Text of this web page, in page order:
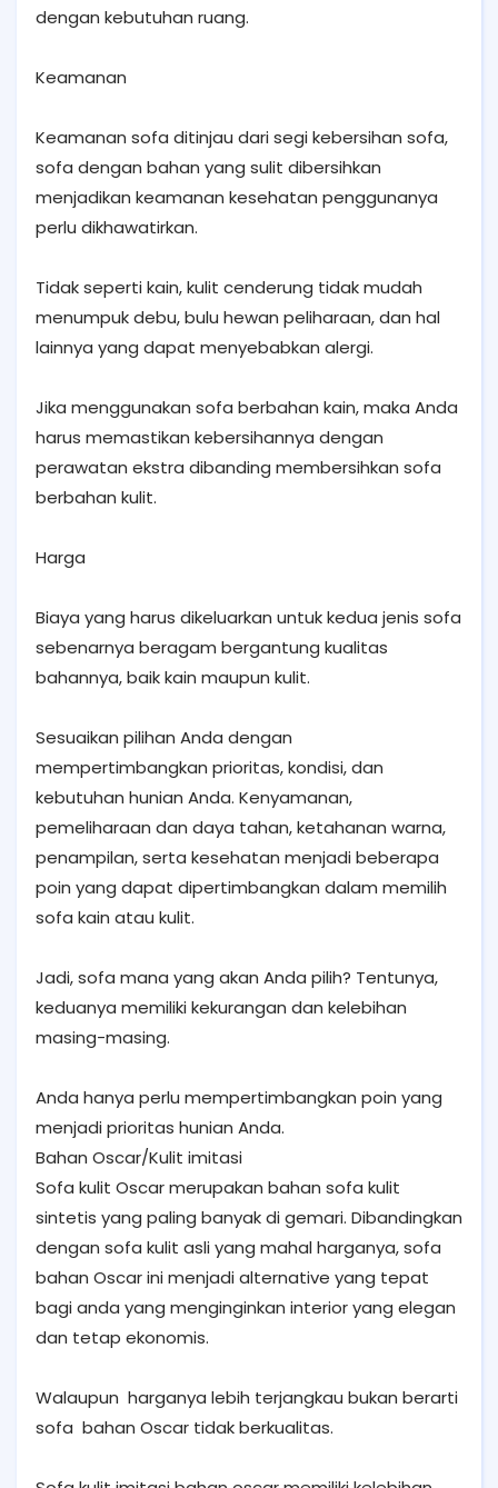
dengan kebutuhan ruang.
Keamanan
Keamanan sofa ditinjau dari segi kebersihan sofa,
sofa dengan bahan yang sulit dibersihkan
menjadikan keamanan kesehatan penggunanya
perlu dikhawatirkan.
Tidak seperti kain, kulit cenderung tidak mudah
menumpuk debu, bulu hewan peliharaan, dan hal
lainnya yang dapat menyebabkan alergi.
Jika menggunakan sofa berbahan kain, maka Anda
harus memastikan kebersihannya dengan
perawatan ekstra dibanding membersihkan sofa
berbahan kulit.
Harga
Biaya yang harus dikeluarkan untuk kedua jenis sofa
sebenarnya beragam bergantung kualitas
bahannya, baik kain maupun kulit.
Sesuaikan pilihan Anda dengan
mempertimbangkan prioritas, kondisi, dan
kebutuhan hunian Anda. Kenyamanan,
pemeliharaan dan daya tahan, ketahanan warna,
penampilan, serta kesehatan menjadi beberapa
poin yang dapat dipertimbangkan dalam memilih
sofa kain atau kulit.
Jadi, sofa mana yang akan Anda pilih? Tentunya,
keduanya memiliki kekurangan dan kelebihan
masing-masing.
Anda hanya perlu mempertimbangkan poin yang
menjadi prioritas hunian Anda.
Bahan Oscar/Kulit imitasi
Sofa kulit Oscar merupakan bahan sofa kulit
sintetis yang paling banyak di gemari. Dibandingkan
dengan sofa kulit asli yang mahal harganya, sofa
bahan Oscar ini menjadi alternative yang tepat
bagi anda yang menginginkan interior yang elegan
dan tetap ekonomis.
Walaupun harganya lebih terjangkau bukan berarti
sofa bahan Oscar tidak berkualitas.